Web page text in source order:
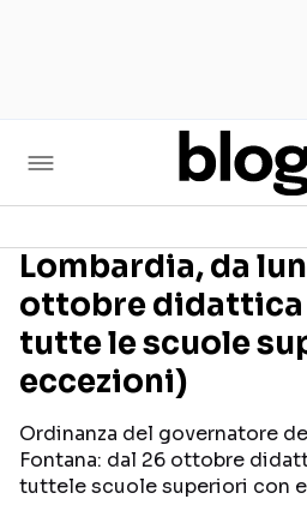
Seguici sui
Lombardia, da
ottobre didattica
tutte le scuole
eccezioni)
Ordinanza del governatore
Fontana: dal 26 ottobre
tuttele scuole superiori con